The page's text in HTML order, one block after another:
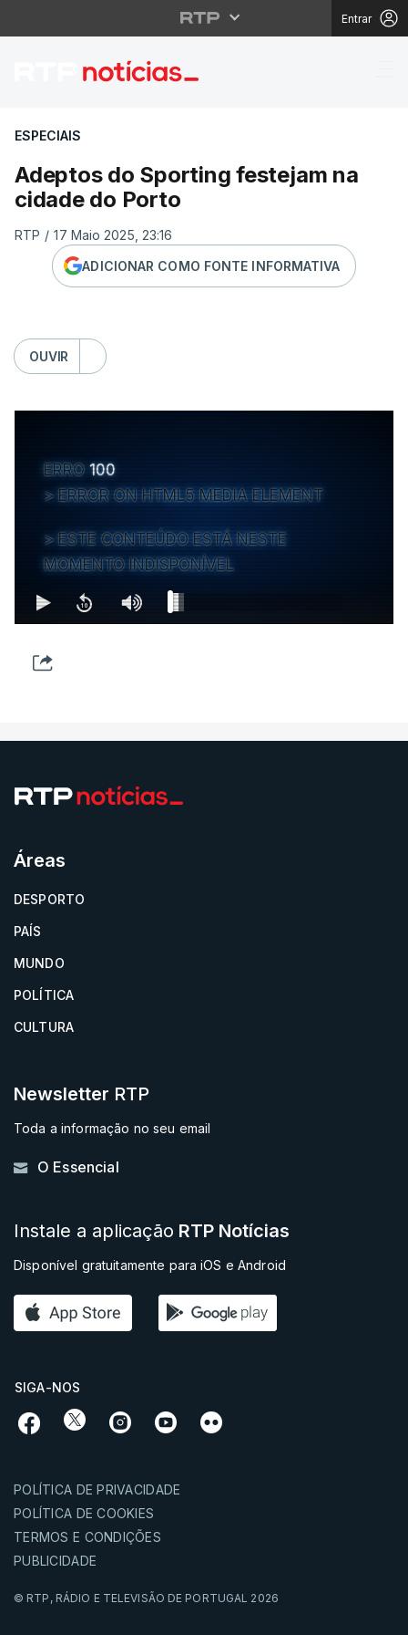
Entrar
Adeptos do Sporting
ESPECIAIS
Adeptos do Sporting festejam na
cidade do Porto
RTP / 17 Maio 2025, 23:16
ADICIONAR COMO FONTE INFORMATIVA
OUVIR
ERRO 100
ERROR ON HTML5 MEDIA ELEMENT
ESTE CONTEÚDO ESTÁ NESTE
MOMENTO INDISPONÍVEL
Áreas
DESPORTO
PAÍS
MUNDO
POLÍTICA
CULTURA
Newsletter RTP
Toda a informação no seu email
O Essencial
Instale a aplicação RTP Notícias
Disponível gratuitamente para iOS e Android
SIGA-NOS
POLÍTICA DE PRIVACIDADE
POLÍTICA DE COOKIES
TERMOS E CONDIÇÕES
PUBLICIDADE
© RTP, RÁDIO E TELEVISÃO DE PORTUGAL 2026